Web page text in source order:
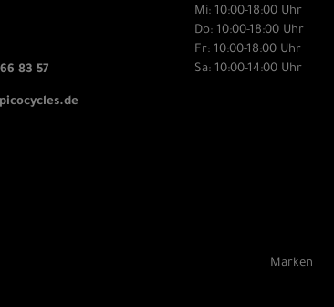
83 57
Mi: 10:00-18:00 Uhr
Do: 10:00-18:00 Uhr
Fr: 10:00-18:00 Uhr
Sa: 10:00-14:00 Uhr
Marken